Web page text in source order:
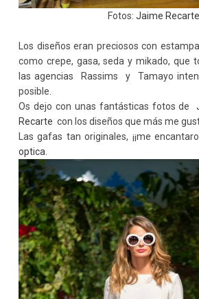
Fotos: Jaime Recarte
Los diseños eran preciosos con
como crepe, gasa, seda y mikado, que
las agencias Rassims y Tamayo
posible.
Os dejo con unas fantásticas fotos de
Recarte con los diseños que más me
Las gafas tan originales, ¡¡me
optica.